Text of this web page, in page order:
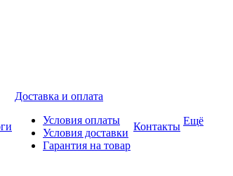
Доставка и оплата
Условия оплаты
Условия доставки
Гарантия на товар
Контакты Ещё